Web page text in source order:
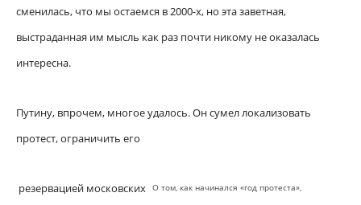
сменилась, что мы остаемся в 2000-х, но эта заветная,
выстраданная им мысль как раз почти никому не оказалась
интересна.
Путину, впрочем, многое удалось. Он сумел локализовать
протест, ограничить его
О том, как начинался «год протеста»,
резервацией московских